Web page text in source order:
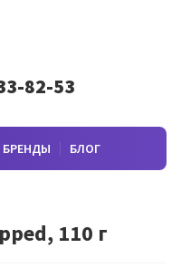
82-53
БРЕНДЫ БЛОГ
110 г